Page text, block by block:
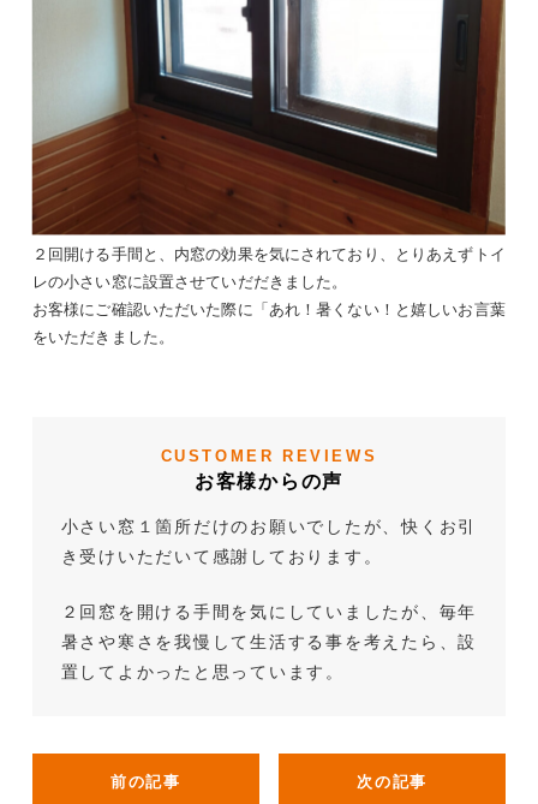
２回開ける手間と、内窓の効果を気にされており、とりあえずトイ
レの小さい窓に設置させていだだきました。
お客様にご確認いただいた際に「あれ！暑くない！と嬉しいお言葉
をいただきました。
CUSTOMER REVIEWS
お客様からの声
小さい窓１箇所だけのお願いでしたが、快くお引
き受けいただいて感謝しております。
２回窓を開ける手間を気にしていましたが、毎年
暑さや寒さを我慢して生活する事を考えたら、設
置してよかったと思っています。
前の記事 次の記事